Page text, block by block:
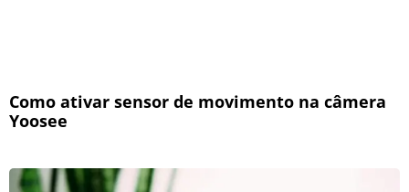
Como ativar sensor de movimento na câmera
Yoosee